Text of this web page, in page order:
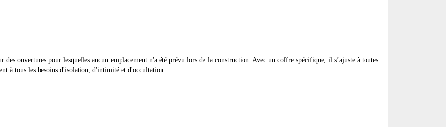
des ouvertures pour lesquelles aucun emplacement n'a été prévu lors de la construction. Avec un coffre spécifique, il s’ajuste à toutes
à tous les besoins d'isolation, d'intimité et d'occultation.